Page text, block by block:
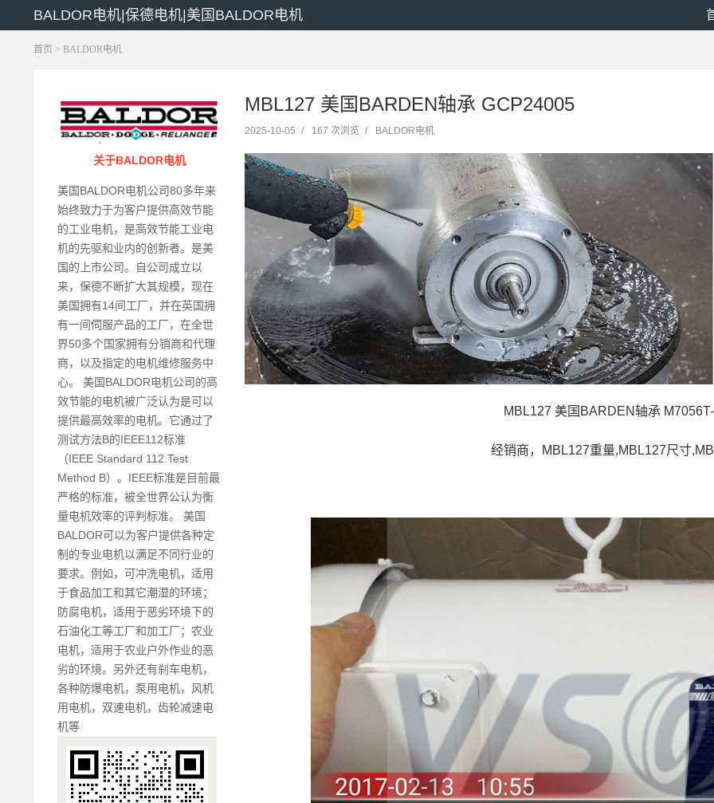
BALDOR电机|保德电机|美国BALDOR电机
首页 > BALDOR电机
关于BALDOR电机
美国BALDOR电机公司80多年来
始终致力于为客户提供高效节能
的工业电机，是高效节能工业电
机的先驱和业内的创新者。是美
国的上市公司。自公司成立以
来，保德不断扩大其规模，现在
美国拥有14间工厂，并在英国拥
有一间伺服产品的工厂，在全世
界50多个国家拥有分销商和代理
商，以及指定的电机维修服务中
心。 美国BALDOR电机公司的高
效节能的电机被广泛认为是可以
提供最高效率的电机。它通过了
测试方法B的IEEE112标准
（IEEE Standard 112.Test
Method B）。IEEE标准是目前最
严格的标准，被全世界公认为衡
量电机效率的评判标准。 美国
BALDOR可以为客户提供各种定
制的专业电机以满足不同行业的
要求。例如，可冲洗电机，适用
于食品加工和其它潮湿的环境；
防腐电机，适用于恶劣环境下的
石油化工等工厂和加工厂；农业
电机，适用于农业户外作业的恶
劣的环境。另外还有刹车电机，
各种防爆电机，泵用电机，风机
用电机，双速电机，齿轮减速电
机等
MBL127 美国BARDEN轴承 GCP24005
2025-10-05 / 167 次浏览 / BALDOR电机
MBL127 美国BARDEN轴承
经销商，MBL127重量,MBL127尺寸